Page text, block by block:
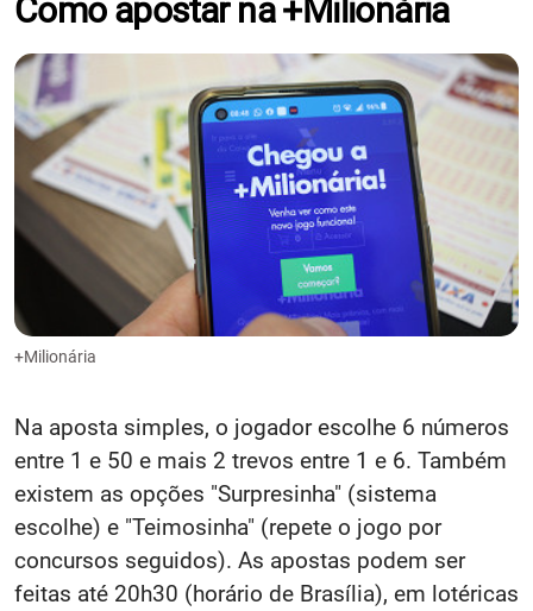
Como apostar na +Milionária
+Milionária
Na aposta simples, o jogador escolhe 6 números
entre 1 e 50 e mais 2 trevos entre 1 e 6. Também
existem as opções "Surpresinha" (sistema
escolhe) e "Teimosinha" (repete o jogo por
concursos seguidos). ​ As apostas podem ser
feitas até 20h30 (horário de Brasília), em lotéricas